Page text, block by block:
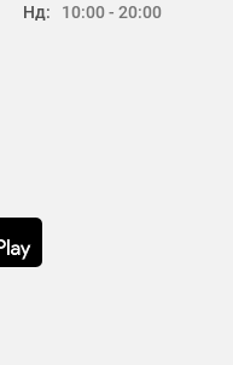
Нд:
10:00 - 20:00